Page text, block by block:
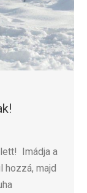
Imádja a
hozzá, majd